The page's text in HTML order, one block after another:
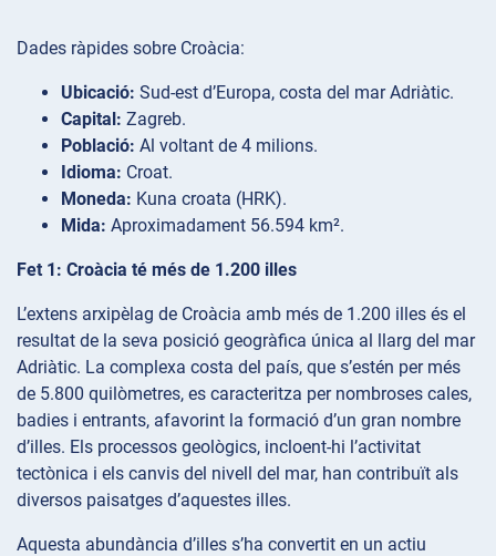
Dades ràpides sobre Croàcia:
Ubicació: Sud-est d’Europa, costa del mar Adriàtic.
Capital: Zagreb.
Població: Al voltant de 4 milions.
Idioma: Croat.
Moneda: Kuna croata (HRK).
Mida: Aproximadament 56.594 km².
Fet 1: Croàcia té més de 1.200 illes
L’extens arxipèlag de Croàcia amb més de 1.200 illes és el
resultat de la seva posició geogràfica única al llarg del mar
Adriàtic. La complexa costa del país, que s’estén per més
de 5.800 quilòmetres, es caracteritza per nombroses cales,
badies i entrants, afavorint la formació d’un gran nombre
d’illes. Els processos geològics, incloent-hi l’activitat
tectònica i els canvis del nivell del mar, han contribuït als
diversos paisatges d’aquestes illes.
Aquesta abundància d’illes s’ha convertit en un actiu